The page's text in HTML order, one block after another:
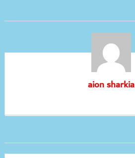
aion sharkia